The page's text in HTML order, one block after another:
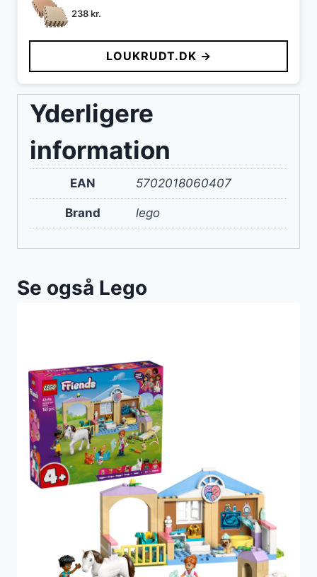
238kr.
LOUKRUDT.DK →
Yderligere
information
EAN 5702018060407
Brand lego
Se også Lego